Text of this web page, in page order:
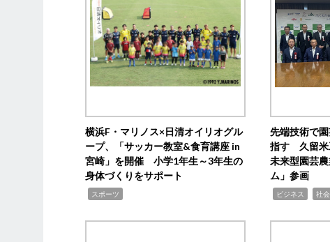
横浜F・マリノス×日清オイリオグル
ープ、「サッカー教室&食育講座 in
宮崎」を開催 小学1年生～3年生の
身体づくりをサポート
スポーツ
先端技術で
指す 久留米
未来型園芸
ム」参画
ビジネス 社会